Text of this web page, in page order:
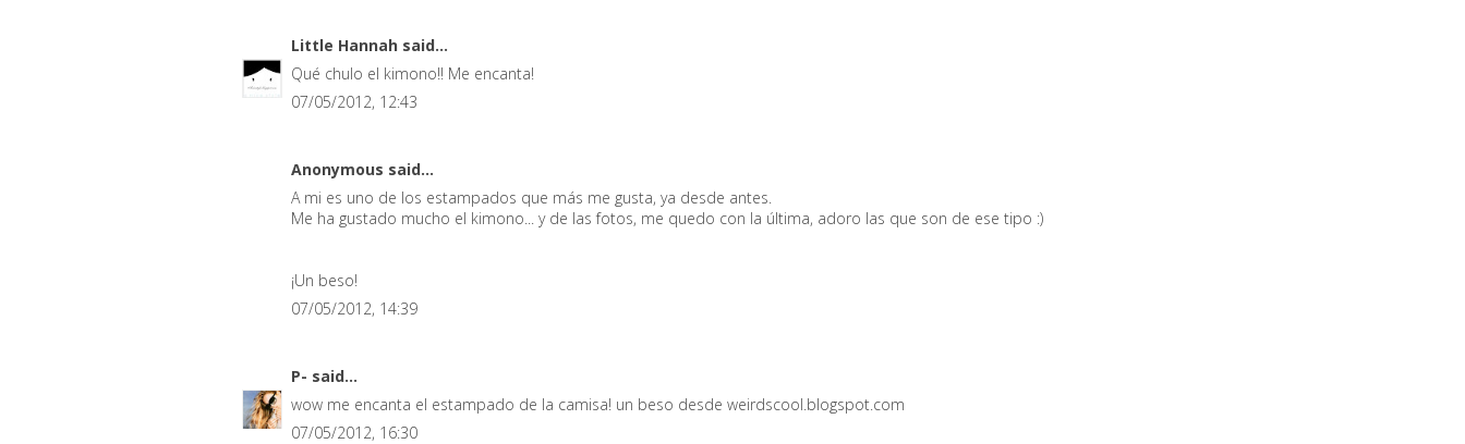
Little Hannah said...
Qué chulo el kimono!! Me encanta!
07/05/2012, 12:43
Anonymous said...
A mi es uno de los estampados que más me gusta, ya desde antes.
Me ha gustado mucho el kimono... y de las fotos, me quedo con la última, adoro las que son de ese tipo :)
¡Un beso!
07/05/2012, 14:39
P- said...
wow me encanta el estampado de la camisa! un beso desde weirdscool.blogspot.com
07/05/2012, 16:30